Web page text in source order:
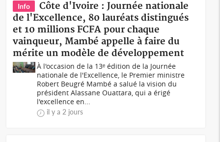
Info
Côte d'Ivoire : Journée nationale
de l'Excellence, 80 lauréats distingués
et 10 millions FCFA pour chaque
vainqueur, Mambé appelle à faire du
mérite un modèle de développement
À l'occasion de la 13ᵉ édition de la Journée
nationale de l'Excellence, le Premier ministre
Robert Beugré Mambé a salué la vision du
président Alassane Ouattara, qui a érigé
l'excellence en...
il y a 2 jours